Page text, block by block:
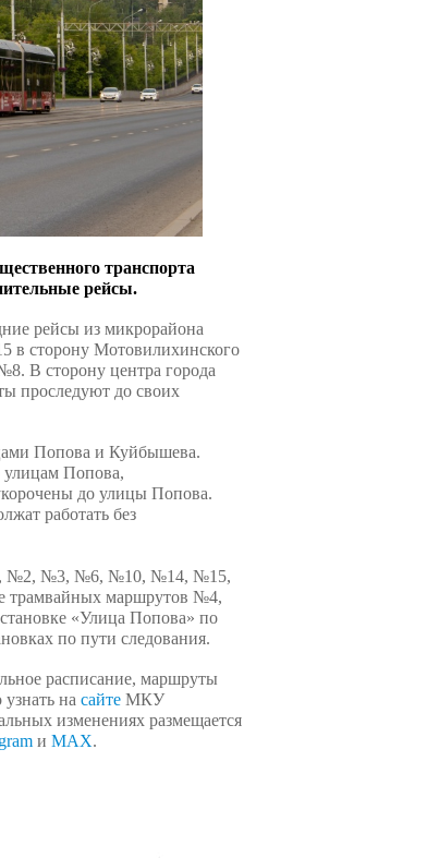
транспорта
рейсы.
рейсы из микрорайона
в сторону Мотовилихинского
В сторону центра города
проследуют до своих
Попова и Куйбышева.
Попова,
до улицы Попова.
работать без
№1, №2, №3, №6, №10, №14, №15,
маршрутов №4,
«Улица Попова» по
по пути следования.
расписание, маршруты
на сайте МКУ
изменениях размещается
и MAX.